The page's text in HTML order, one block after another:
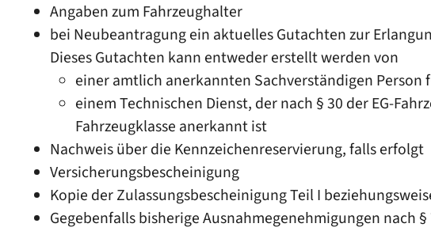
Angaben zum Fahrzeughalter
bei Neubeantragung ein aktuelles Gutachten zur
Dieses Gutachten kann entweder erstellt werden von
einer amtlich anerkannten Sachverständigen Person
einem Technischen Dienst, der nach § 30 der EG-
Fahrzeugklasse anerkannt ist
Nachweis über die Kennzeichenreservierung, falls erfolgt
Versicherungsbescheinigung
Kopie der Zulassungsbescheinigung Teil I
Gegebenfalls bisherige Ausnahmegenehmigungen nach §